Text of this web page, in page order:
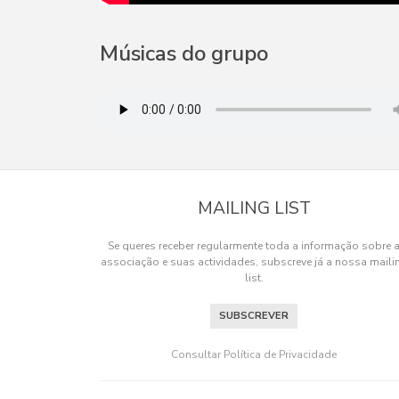
Este site utiliza cookies para lhe proporcionar
Músicas do grupo
MAILING LIST
Se queres receber regularmente toda a informação sobre a
associação e suas actividades, subscreve já a nossa
list.
SUBSCREVER
Consultar Política de Privacidade